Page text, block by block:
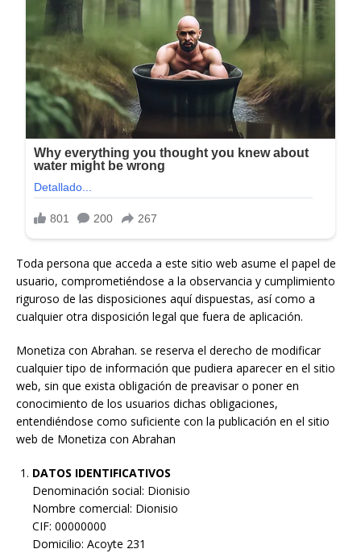
Toda persona que acceda a este sitio web asume el papel de
usuario, comprometiéndose a la observancia y cumplimiento
riguroso de las disposiciones aquí dispuestas, así como a
cualquier otra disposición legal que fuera de aplicación.
Monetiza con Abrahan. se reserva el derecho de modificar
cualquier tipo de información que pudiera aparecer en el sitio
web, sin que exista obligación de preavisar o poner en
conocimiento de los usuarios dichas obligaciones,
entendiéndose como suficiente con la publicación en el sitio
web de Monetiza con Abrahan
DATOS IDENTIFICATIVOS
Denominación social: Dionisio
Nombre comercial: Dionisio
CIF: 00000000
Domicilio: Acoyte 231